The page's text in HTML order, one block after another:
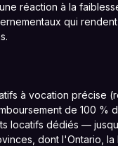
réaction à la
qui
à vocation précise
de 100 %
locatifs dédiés —
dont l'Ontario,